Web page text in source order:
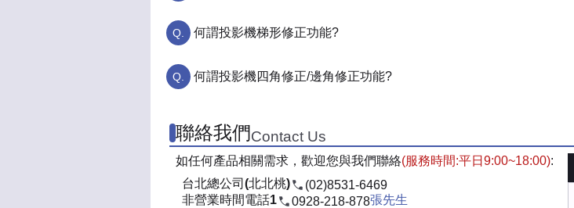
何謂投影機梯形修正功能?
何謂投影機四角修正/邊角修正功能?
聯絡我們Contact Us
如任何產品相關需求，歡迎您與我們聯絡(服務時間:平日9:00~18:00):
台北總公司(北北桃)
(02)8531-6469
非營業時間電話1
0928-218-878張先生